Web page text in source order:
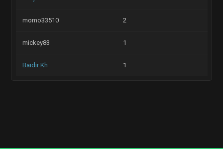
momo33510 2
mickey83 1
Baidir Kh 1